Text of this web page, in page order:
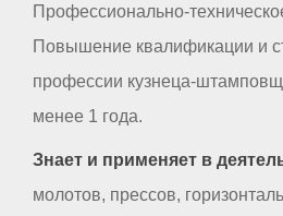
Профессионально-
Повышение квалификации и
профессии кузнеца-
менее 1 года.
Знает и применяет в
молотов, прессов,